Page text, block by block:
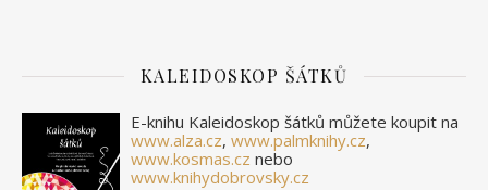
KALEIDOSKOP ŠÁTKŮ
E-knihu Kaleidoskop šátků můžete koupit na
www.alza.cz, www.palmknihy.cz,
www.kosmas.cz nebo
www.knihydobrovsky.cz